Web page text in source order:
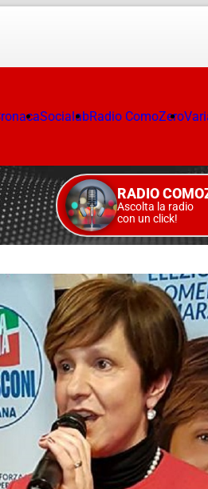
SocialabRadio ComoZero
RADIO
Ascolta la radio
con un click!